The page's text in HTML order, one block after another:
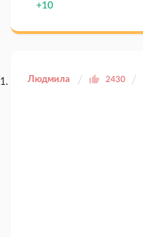
+10
Людмила 2430